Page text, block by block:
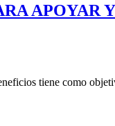
APOYAR
tiene como